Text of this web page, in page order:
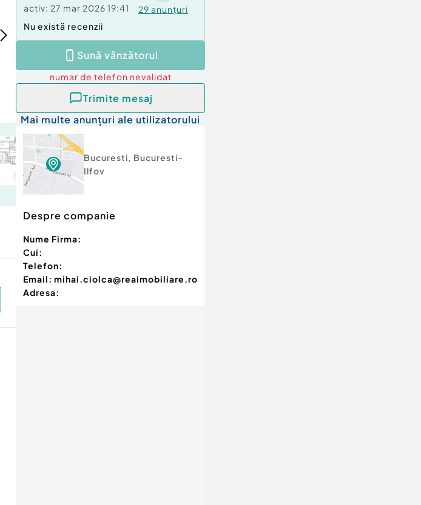
activ: 27 mar 2026 19:41 29 anunțuri
Nu există recenzii
Sună vânzătorul
numar de telefon nevalidat
Trimite mesaj
Mai multe anunțuri ale utilizatorului
Bucuresti, Bucuresti-
Ilfov
Despre companie
Nume Firma:
Cui:
Telefon:
Email: mihai.ciolca@reaimobiliare.ro
Adresa: